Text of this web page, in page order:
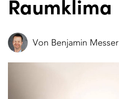
Raumklima
Von Benjamin Messer